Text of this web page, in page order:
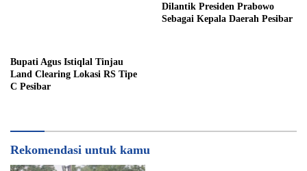
Dilantik Presiden Prabowo
Sebagai Kepala Daerah Pesibar
Bupati Agus Istiqlal Tinjau
Land Clearing Lokasi RS Tipe
C Pesibar
Rekomendasi untuk kamu